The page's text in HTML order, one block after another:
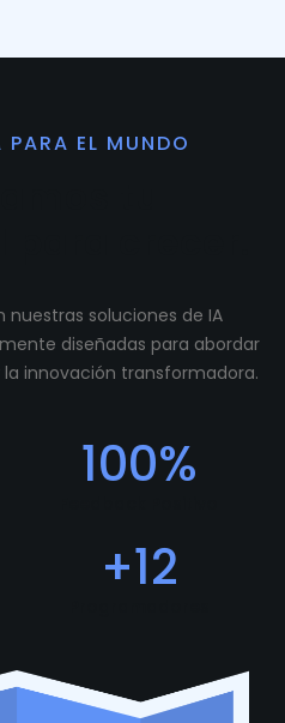
PARA EL MUNDO
nuestras soluciones de IA
diseñadas para abordar
innovación transformadora.
100%
+12